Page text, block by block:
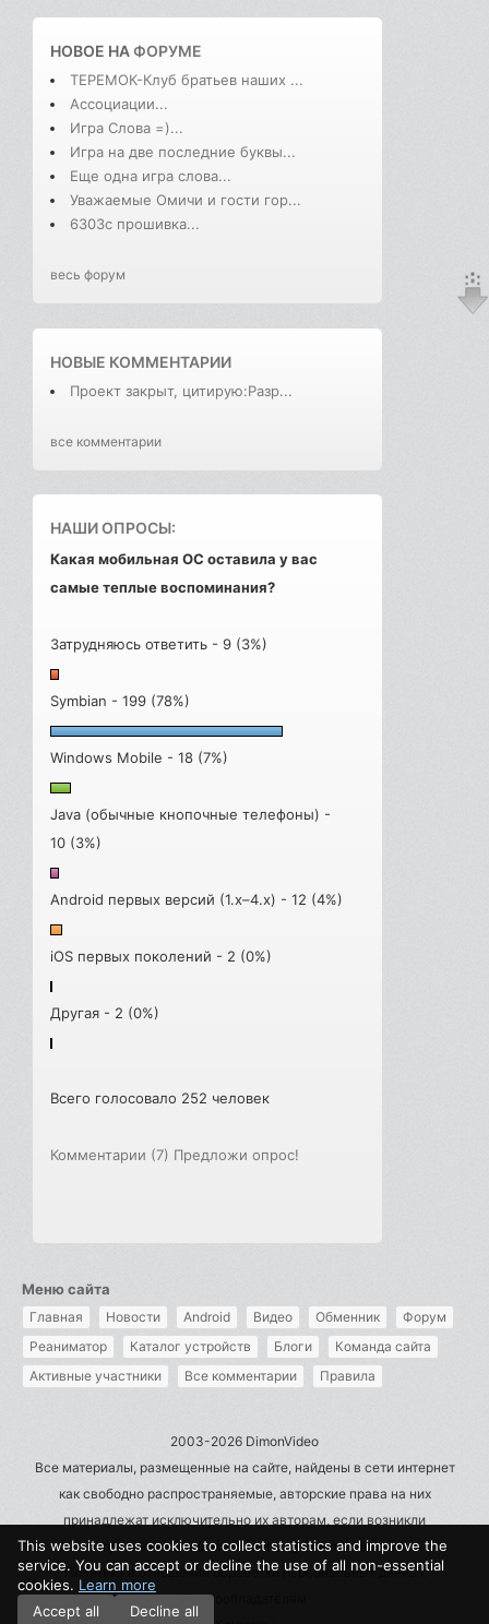
НОВОЕ НАФОРУМЕ
ТЕРЕМОК-Клуб братьев наших ...
Ассоциации...
Игра Слова =)...
Игра на две последние буквы...
Еще одна игра слова...
Уважаемые Омичи и гости гор...
6303с прошивка...
весь форум
НОВЫЕ КОММЕНТАРИИ
Проект закрыт, цитирую:Разр...
все комментарии
НАШИ ОПРОСЫ:
Какая мобильная ОС оставила у вас
самые теплые воспоминания?
Затрудняюсь ответить - 9 (3%)
Symbian - 199 (78%)
Windows Mobile - 18 (7%)
Java (обычные кнопочные телефоны) -
10 (3%)
Android первых версий (1.x–4.x) - 12 (4%)
iOS первых поколений - 2 (0%)
Другая - 2 (0%)
Всего голосовало 252 человек
Комментарии (7) Предложи опрос!
Меню сайта
Главная Новости Android Видео Обменник
Форум
Реаниматор
Каталог устройств Блоги
Команда сайта
Активные участники
Все комментарии Правила
2003-2026 DimonVideo
Все материалы, размещенные на сайте, найдены в сети интернет
как свободно распространяемые, авторские права на них
принадлежат исключительно их авторам, если возникли
претензии - пишите на admin@dimonvideo.ru
Политика в отношении обработки персональных данных
Правообладателям
This website uses cookies to collect statistics and improve the
service. You can accept or decline the use of all non-essential
cookies. Learn more
Accept all
Decline all